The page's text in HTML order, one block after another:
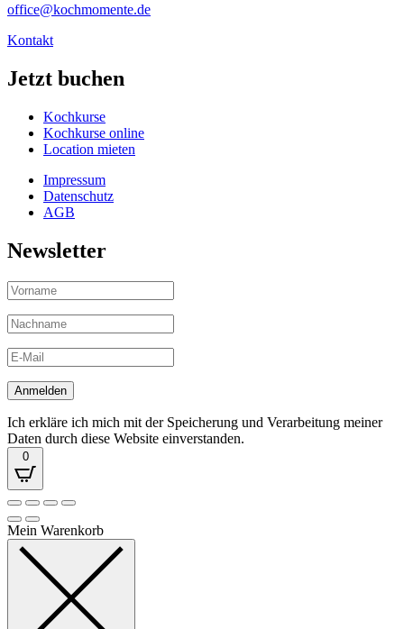
office@kochmomente.de
Kontakt
Jetzt buchen
Kochkurse
Kochkurse online
Location mieten
Impressum
Datenschutz
AGB
Newsletter
Ich erkläre ich mich mit der Speicherung und Verarbeitung meiner
Daten durch diese Website einverstanden.
0
Mein Warenkorb